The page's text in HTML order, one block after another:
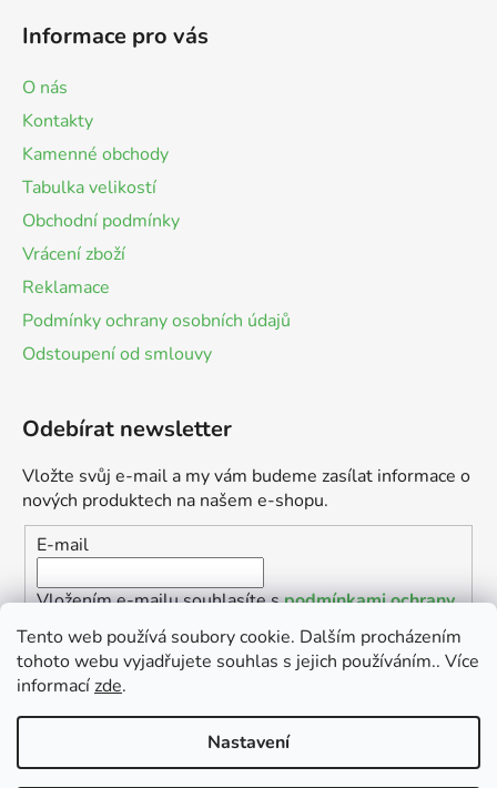
Tento web používá soubory cookie. Dalším procházením
tohoto webu vyjadřujete souhlas s jejich používáním.. Více
informacízde.
Nastavení
Informace pro vás
O nás
Kontakty
Kamenné obchody
Tabulka velikostí
Obchodní podmínky
Vrácení zboží
Reklamace
Podmínky ochrany osobních údajů
Odstoupení od smlouvy
Odebírat newsletter
Vložte svůj e-mail a my vám budeme zasílat informace o
nových produktech na našem e-shopu.
E-mail
Vložením e-mailu souhlasíte spodmínkami ochrany
osobních údajů
PŘIHLÁSIT SE